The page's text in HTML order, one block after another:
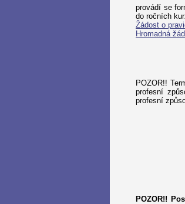
provádí se
do ročních
Žádost o
Hromadná
POZOR!!
profesní
profesní
POZOR!!